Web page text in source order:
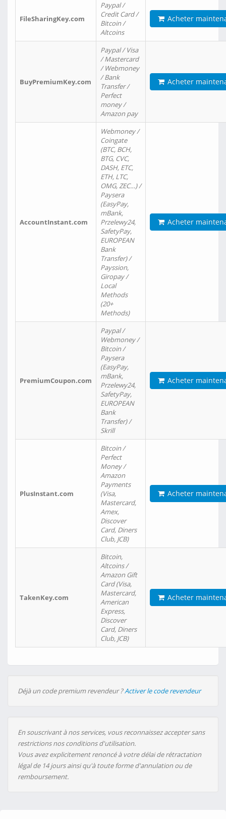
FileSharingKey.com
Paypal /
Credit Card /
Bitcoin /
Altcoins
Acheter
BuyPremiumKey.com
Paypal / Visa
/ Mastercard
/ Webmoney
/ Bank
Transfer /
Perfect
money /
Amazon pay
Acheter
AccountInstant.com
Webmoney /
Coingate
(BTC, BCH,
BTG, CVC,
DASH, ETC,
ETH, LTC,
OMG, ZEC…) /
Paysera
(EasyPay,
mBank,
Przelewy24,
SafetyPay,
EUROPEAN
Bank
Transfer) /
Payssion,
Giropay /
Local
Methods
(20+
Methods)
Acheter
PremiumCoupon.com
Paypal /
Webmoney /
Bitcoin /
Paysera
(EasyPay,
mBank,
Przelewy24,
SafetyPay,
EUROPEAN
Bank
Transfer) /
Skrill
Acheter
PlusInstant.com
Bitcoin /
Perfect
Money /
Amazon
Payments
(Visa,
Mastercard,
Amex,
Discover
Card, Diners
Club, JCB)
Acheter
TakenKey.com
Bitcoin,
Altcoins /
Amazon Gift
Card (Visa,
Mastercard,
American
Express,
Discover
Card, Diners
Club, JCB)
Acheter
Déjà un code premium revendeur ?Activer le code revendeur
En souscrivant à nos services, vous reconnaissez accepter sans
restrictions nos conditions d'utilisation.
Vous avez explicitement renoncé à votre délai de rétractation
légal de 14 jours ainsi qu'à toute forme d'annulation ou de
remboursement.